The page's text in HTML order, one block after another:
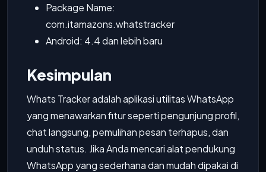
Package Name:
com.itamazons.whatstracker
Android: 4.4 dan lebih baru
Kesimpulan
Whats Tracker adalah aplikasi utilitas WhatsApp
yang menawarkan fitur seperti pengunjung profil,
chat langsung, pemulihan pesan terhapus, dan
unduh status. Jika Anda mencari alat pendukung
WhatsApp yang sederhana dan mudah dipakai di